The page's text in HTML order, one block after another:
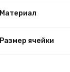
Материал
Размер ячейки